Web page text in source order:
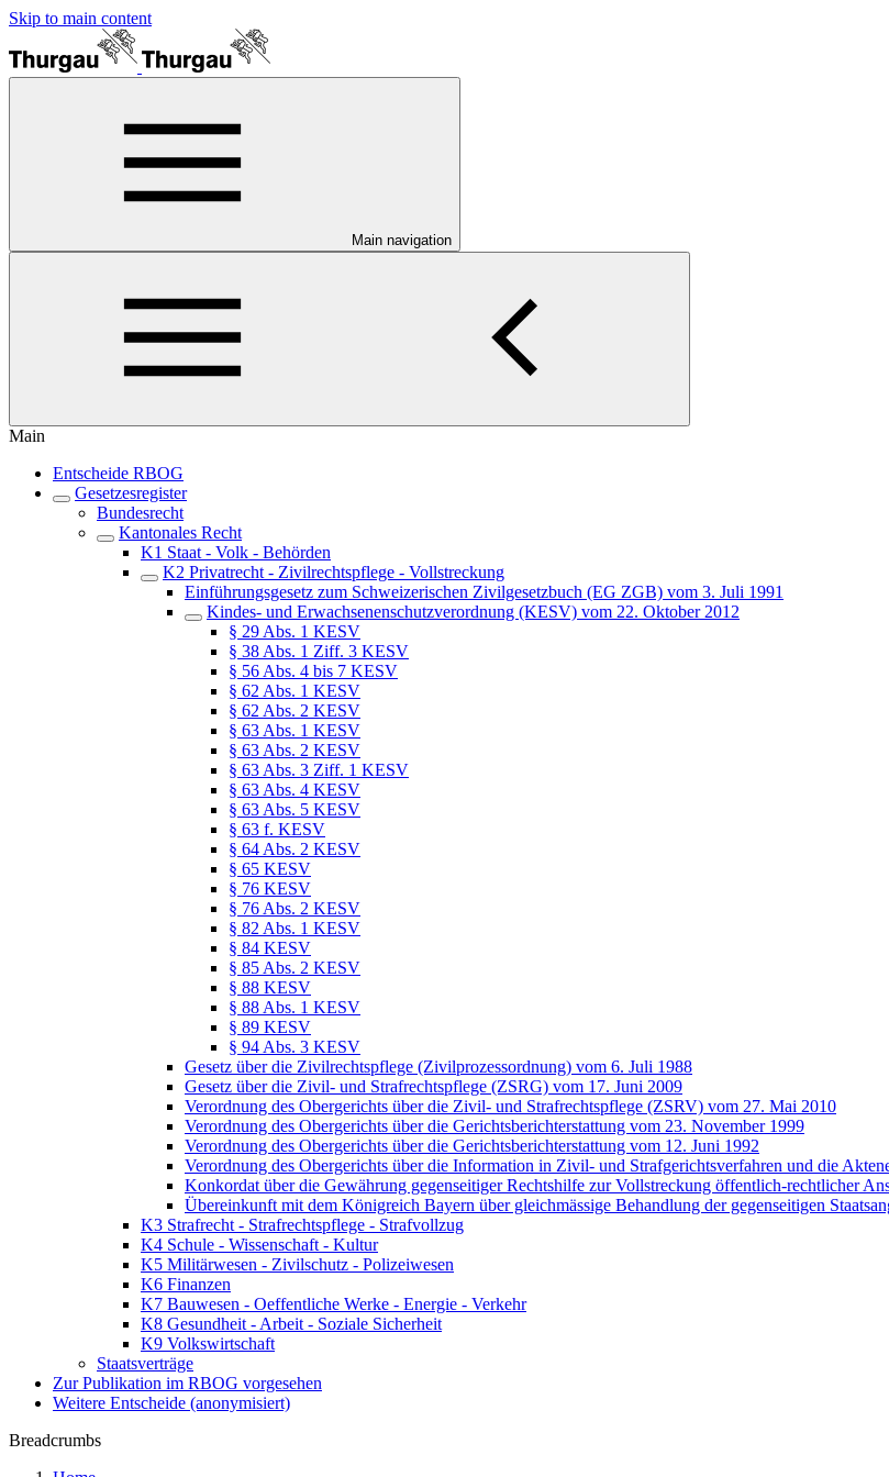
Skip to main content
Main navigation
Main
Entscheide RBOG
Gesetzesregister
Bundesrecht
Kantonales Recht
K1 Staat - Volk - Behörden
K2 Privatrecht - Zivilrechtspflege - Vollstreckung
Einführungsgesetz zum Schweizerischen Zivilgesetzbuch (EG ZGB) vom 3. Juli 1991
Kindes- und Erwachsenenschutzverordnung (KESV) vom 22. Oktober 2012
§ 29 Abs. 1 KESV
§ 38 Abs. 1 Ziff. 3 KESV
§ 56 Abs. 4 bis 7 KESV
§ 62 Abs. 1 KESV
§ 62 Abs. 2 KESV
§ 63 Abs. 1 KESV
§ 63 Abs. 2 KESV
§ 63 Abs. 3 Ziff. 1 KESV
§ 63 Abs. 4 KESV
§ 63 Abs. 5 KESV
§ 63 f. KESV
§ 64 Abs. 2 KESV
§ 65 KESV
§ 76 KESV
§ 76 Abs. 2 KESV
§ 82 Abs. 1 KESV
§ 84 KESV
§ 85 Abs. 2 KESV
§ 88 KESV
§ 88 Abs. 1 KESV
§ 89 KESV
§ 94 Abs. 3 KESV
Gesetz über die Zivilrechtspflege (Zivilprozessordnung) vom 6. Juli 1988
Gesetz über die Zivil- und Strafrechtspflege (ZSRG) vom 17. Juni 2009
Verordnung des Obergerichts über die Zivil- und Strafrechtspflege (ZSRV) vom 27. Mai 2010
Verordnung des Obergerichts über die Gerichtsberichterstattung vom 23. November 1999
Verordnung des Obergerichts über die Gerichtsberichterstattung vom 12. Juni 1992
Verordnung des Obergerichts über die Information in Zivil- und Strafgerichtsverfahren und die
Konkordat über die Gewährung gegenseitiger Rechtshilfe zur Vollstreckung öffentlich-rechtlicher
Übereinkunft mit dem Königreich Bayern über gleichmässige Behandlung der gegenseitigen
K3 Strafrecht - Strafrechtspflege - Strafvollzug
K4 Schule - Wissenschaft - Kultur
K5 Militärwesen - Zivilschutz - Polizeiwesen
K6 Finanzen
K7 Bauwesen - Oeffentliche Werke - Energie - Verkehr
K8 Gesundheit - Arbeit - Soziale Sicherheit
K9 Volkswirtschaft
Staatsverträge
Zur Publikation im RBOG vorgesehen
Weitere Entscheide (anonymisiert)
Breadcrumbs